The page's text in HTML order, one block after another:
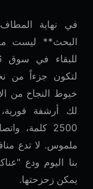
في نهاية
البحث** ليست
لتكون جزءاً من
خيوط النجاح من
لك أرشفة
2500 كلمة،
ملموس. لا تدع
بنا اليوم ودع
يمكن زحزحتها.